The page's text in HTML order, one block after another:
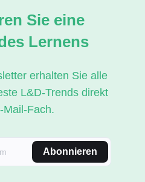
Sie eine
Lernens
erhalten Sie alle
L&D-Trends direkt
Mail-Fach.
Abonnieren